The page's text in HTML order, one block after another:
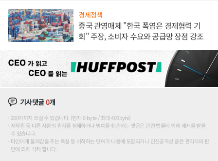
경제정책
중국 관영매체 "한국 폭염은 경제협력 기
회" 주장, 소비자 수요와 공급망 장점 강조
기사댓글0개
200자까지 쓰실 수 있습니다. (현재 0 byte / 최대 400byte)
저작권 등 다른 사람의 권리를 침해하거나 명예를 훼손하는 댓글은 관련 법률에 의해 제재를 받을
수 있습니다.
타인에게 불쾌감을 주는 욕설 등 비하하는 단어가 내용에 포함되거나 인신공격성 글은 관리자의 판
단에 의해 삭제 합니다.